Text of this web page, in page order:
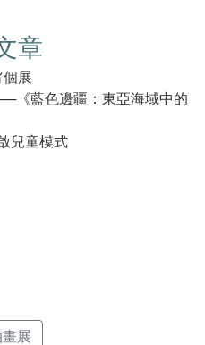
章
個展
《藍色邊疆：東亞海域中的
兒童模式
展